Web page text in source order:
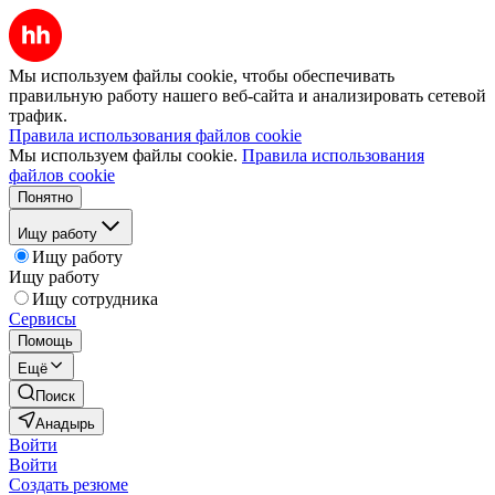
Мы используем файлы cookie, чтобы обеспечивать
правильную работу нашего веб-сайта и анализировать сетевой
трафик.
Правила использования файлов cookie
Мы используем файлы cookie. Правила использования
файлов cookie
Понятно
Ищу работу
Ищу работу
Ищу работу
Ищу сотрудника
Сервисы
Помощь
Ещё
Поиск
Анадырь
Войти
Войти
Создать резюме